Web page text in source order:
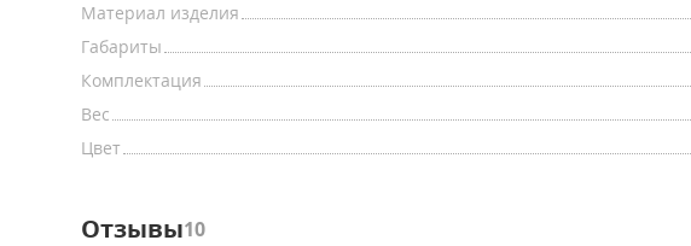
Материал изделия
Габариты
Комплектация
Вес
Цвет
Отзывы10